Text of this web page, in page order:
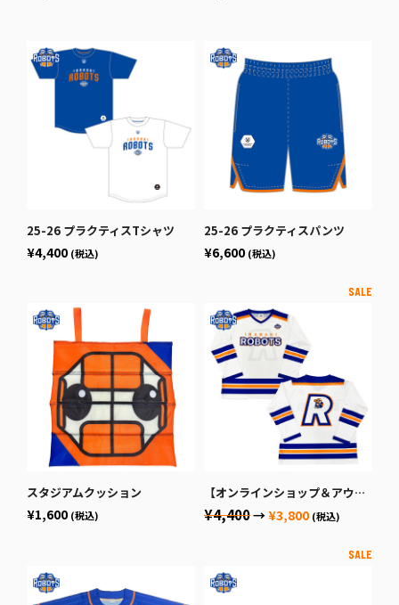
25-26 プラクティスTシャツ
¥4,400 (税込)
25-26 プラクティスパンツ
¥6,600 (税込)
スタジアムクッション
¥1,600 (税込)
【オンラインショップ＆アウェー会場限定限定商品】ホッケーシャツ
¥4,400→¥3,800 (税込)